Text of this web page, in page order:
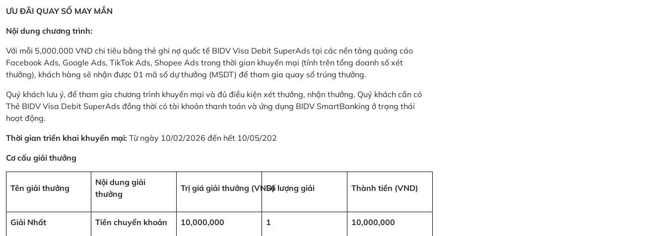
ƯU ĐÃI QUAY SỐ MAY MẮN
Nội dung chương trình:
Với mỗi 5,000,000 VND chi tiêu bằng thẻ ghi nợ quốc tế BIDV Visa Debit SuperAds tại các nền tảng quảng cáo
Facebook Ads, Google Ads, TikTok Ads, Shopee Ads trong thời gian khuyến mại (tính trên tổng doanh số xét
thưởng), khách hàng sẽ nhận được 01 mã số dự thưởng (MSDT) để tham gia quay số trúng thưởng.
Quý khách lưu ý, để tham gia chương trình khuyến mại và đủ điều kiện xét thưởng, nhận thưởng, Quý khách cần có
Thẻ BIDV Visa Debit SuperAds đồng thời có tài khoản thanh toán và ứng dụng BIDV SmartBanking ở trạng thái
hoạt động.
Thời gian triển khai khuyến mại: Từ ngày 10/02/2026 đến hết 10/05/202
Cơ cấu giải thưởng
Tên giải thưởng
Nội dung giải
thưởng
Trị giá giải thưởng (VND)Số lượng giải Thành tiền (VND)
Giải Nhất Tiền chuyển khoản 10,000,000 1 10,000,000